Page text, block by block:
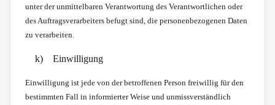
unter der unmittelbaren Verantwortung des Verantwortlichen oder
des Auftragsverarbeiters befugt sind, die personenbezogenen Daten
zu verarbeiten.
k) Einwilligung
Einwilligung ist jede von der betroffenen Person freiwillig für den
bestimmten Fall in informierter Weise und unmissverständlich